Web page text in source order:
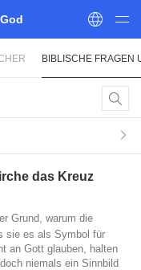
BIBLISCHE FRAGEN
das Kreuz
Grund, warum die
sie es als Symbol für
an Gott glauben, halten
niemals ein Sinnbild